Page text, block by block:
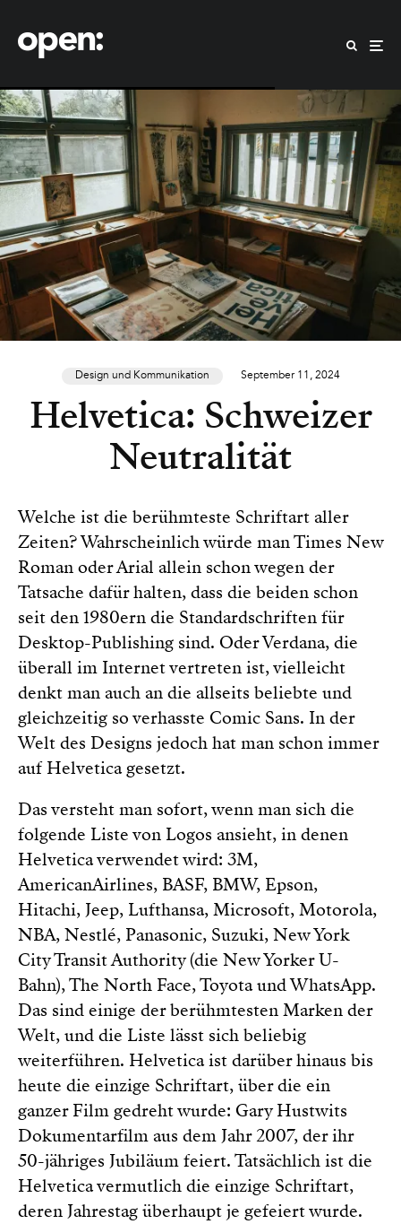
Design und Kommunikation September 11, 2024
Helvetica: Schweizer
Neutralität
Welche ist die berühmteste Schriftart aller
Zeiten? Wahrscheinlich würde man Times New
Roman oder Arial allein schon wegen der
Tatsache dafür halten, dass die beiden schon
seit den 1980ern die Standardschriften für
Desktop-Publishing sind. Oder Verdana, die
überall im Internet vertreten ist, vielleicht
denkt man auch an die allseits beliebte und
gleichzeitig so verhasste Comic Sans. In der
Welt des Designs jedoch hat man schon immer
auf Helvetica gesetzt.
Das versteht man sofort, wenn man sich die
folgende Liste von Logos ansieht, in denen
Helvetica verwendet wird: 3M,
AmericanAirlines, BASF, BMW, Epson,
Hitachi, Jeep, Lufthansa, Microsoft, Motorola,
NBA, Nestlé, Panasonic, Suzuki, New York
City Transit Authority (die New Yorker U-
Bahn), The North Face, Toyota und WhatsApp.
Das sind einige der berühmtesten Marken der
Welt, und die Liste lässt sich beliebig
weiterführen. Helvetica ist darüber hinaus bis
heute die einzige Schriftart, über die ein
ganzer Film gedreht wurde: Gary Hustwits
Dokumentarfilm aus dem Jahr 2007, der ihr
50-jähriges Jubiläum feiert. Tatsächlich ist die
Helvetica vermutlich die einzige Schriftart,
deren Jahrestag überhaupt je gefeiert wurde.